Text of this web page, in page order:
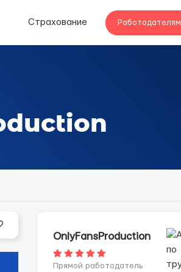
Страхование Работодателям
OnlyFansProduction
Прямой работодатель